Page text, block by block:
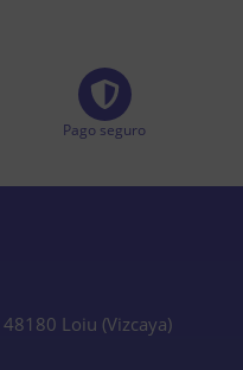
Pago seguro
Loiu (Vizcaya)